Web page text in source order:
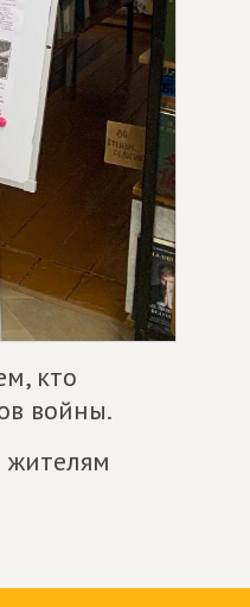
кто
войны.
жителям